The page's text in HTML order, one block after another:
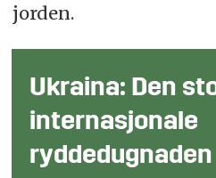
jorden.
Ukraina: Den
internasjonale
ryddedugnaden